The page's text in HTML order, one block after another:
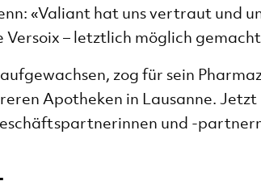
«Valiant hat uns vertraut und
– letztlich möglich
zog für sein
Apotheken in Lausanne.
und -